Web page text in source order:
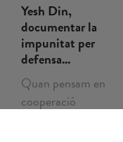
Yesh Din,
documentar la
impunitat per
defensa...
Quan pensam en
cooperació